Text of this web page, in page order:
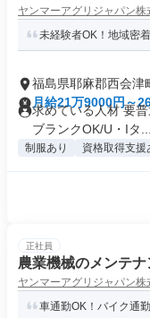
ヤンマーアグリジャパン株
未経験者OK！地域密
福島県耶麻郡西会津
月給21万9000円～
求めている人材 要
ブランクOK/U・Iタ...
制服あり 資格取得支援
正社員
農業機械のメンテ
ヤンマーアグリジャパン株
車通勤OK！バイク通